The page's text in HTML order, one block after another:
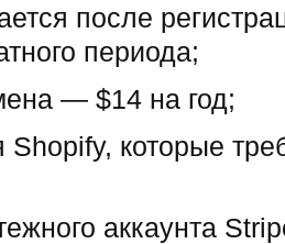
после
периода;
— $14 на год;
Shopify, которые
аккаунта